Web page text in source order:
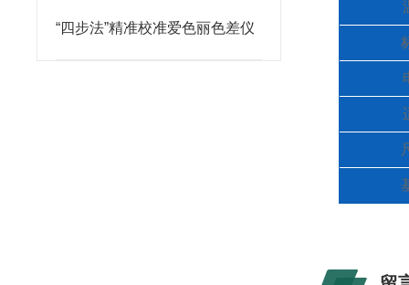
“四步法”精准校准爱色丽色差仪